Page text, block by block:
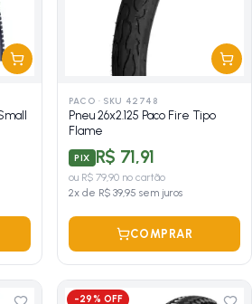
PACO · SKU 42748
Pneu 26x2.125 Paco Fire Tipo
Flame
PIX R$ 71,91
ou R$ 79,90 no cartão
2x de R$ 39,95 sem juros
COMPRAR
-29% OFF